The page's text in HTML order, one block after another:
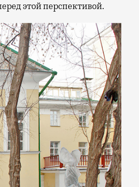
этой перспективой.